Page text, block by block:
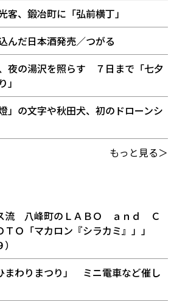
客、鍛冶町に「弘前横丁」
んだ日本酒発売／つがる
夜の湯沢を照らす ７日まで「七夕
」の文字や秋田犬、初のドローンシ
もっと見る＞
流 八峰町のＬＡＢＯ ａｎｄ Ｃ
Ｏ「マカロン『シラカミ』」」
まわりまつり」 ミニ電車など催し